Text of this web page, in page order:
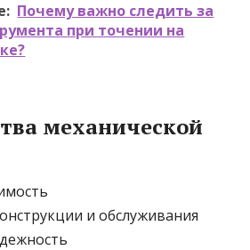
Почему важно следить за
при точении на
механической
и обслуживания